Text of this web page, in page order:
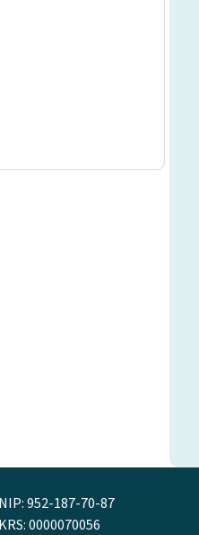
NIP: 952-187-70-87
KRS: 0000070056